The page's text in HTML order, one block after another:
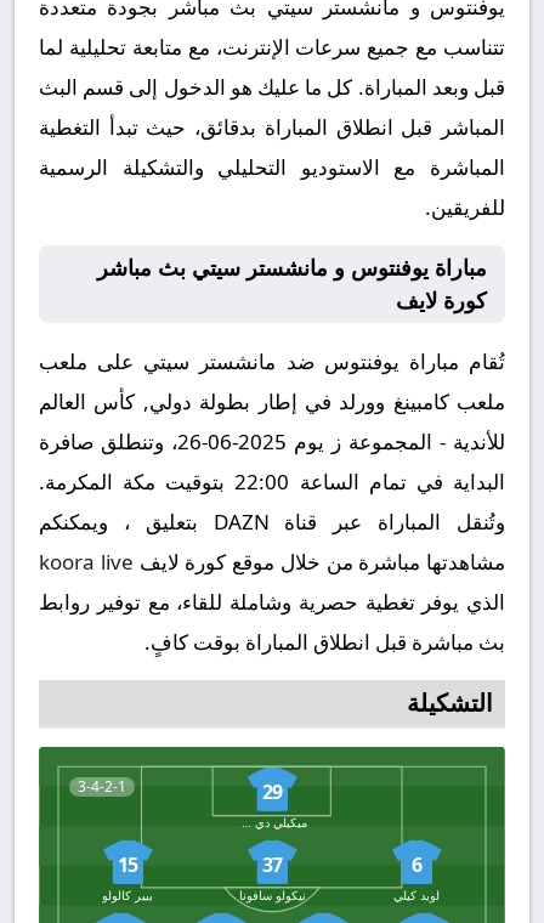
يوفنتوس و مانشستر سيتي بث مباشر بجودة متعددة
تتناسب مع جميع سرعات الإنترنت، مع متابعة تحليلية لما
قبل وبعد المباراة. كل ما عليك هو الدخول إلى قسم البث
المباشر قبل انطلاق المباراة بدقائق، حيث تبدأ التغطية
المباشرة مع الاستوديو التحليلي والتشكيلة الرسمية
للفريقين.
مباراة يوفنتوس و مانشستر سيتي بث مباشر
كورة لايف
تُقام مباراة يوفنتوس ضد مانشستر سيتي على ملعب
ملعب كامبينغ وورلد في إطار بطولة دولي, كأس العالم
للأندية - المجموعة ز يوم 2025-06-26، وتنطلق صافرة
البداية في تمام الساعة 22:00 بتوقيت مكة المكرمة.
وتُنقل المباراة عبر قناة DAZN بتعليق ، ويمكنكم
مشاهدتها مباشرة من خلال موقع كورة لايف koora live
الذي يوفر تغطية حصرية وشاملة للقاء، مع توفير روابط
بث مباشرة قبل انطلاق المباراة بوقت كافٍ.
التشكيلة
3-4-2-1 29
ميكيلي دي جريجوريو
6
لويد كيلي
37
نيكولو سافونا
15
بيير كالولو